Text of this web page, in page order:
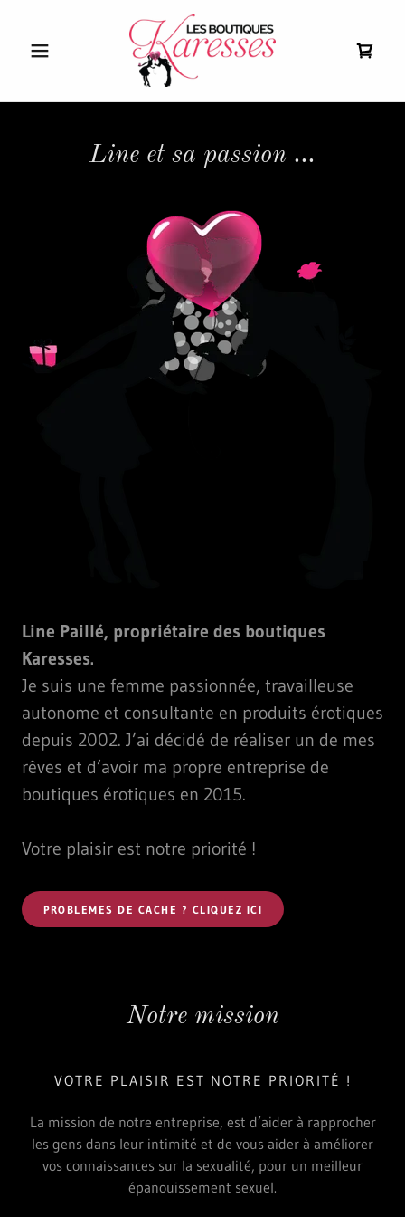
Line et sa passion ...
Line Paillé, propriétaire des boutiques
Karesses.
Je suis une femme passionnée, travailleuse
autonome et consultante en produits érotiques
depuis 2002. J’ai décidé de réaliser un de mes
rêves et d’avoir ma propre entreprise de
boutiques érotiques en 2015.
Votre plaisir est notre priorité !
PROBLEMES DE CACHE ? CLIQUEZ ICI
Notre mission
VOTRE PLAISIR EST NOTRE PRIORITÉ !
La mission de notre entreprise, est d’aider à rapprocher
les gens dans leur intimité et de vous aider à améliorer
vos connaissances sur la sexualité, pour un meilleur
épanouissement sexuel.